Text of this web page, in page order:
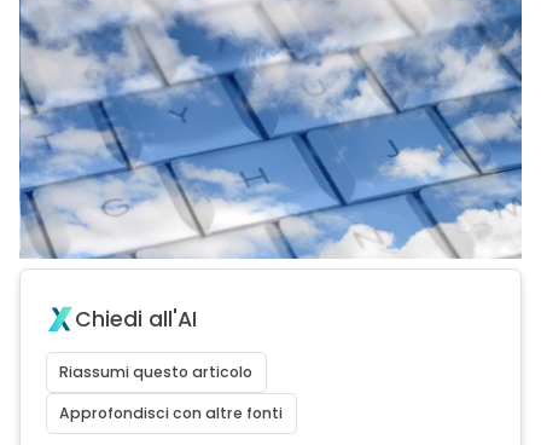
Chiedi all'AI
Riassumi questo articolo
Approfondisci con altre fonti